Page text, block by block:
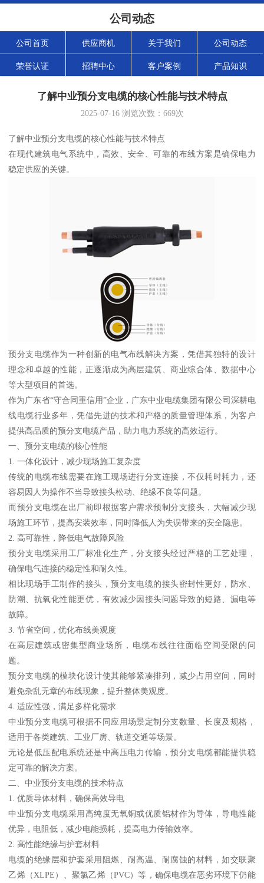
公司动态
公司首页 供应商机 关于我们 公司动态
荣誉认证 招聘中心 客户案例 产品知识
了解中业预分支电缆的核心性能与技术特点
2025-07-16浏览次数： 669次
了解中业预分支电缆的核心性能与技术特点
在现代建筑电气系统中，高效、安全、可靠的布线方案是确保电力
稳定供应的关键。
预分支电缆作为一种创新的电气布线解决方案，凭借其独特的设计
理念和卓越的性能，正逐渐成为高层建筑、商业综合体、数据中心
等大型项目的首选。
作为广东省“守合同重信用”企业，广东中业电缆集团有限公司深耕电
线电缆行业多年，凭借先进的技术和严格的质量管理体系，为客户
提供高品质的预分支电缆产品，助力电力系统的高效运行。
一、预分支电缆的核心性能
1. 一体化设计，减少现场施工复杂度
传统的电缆布线需要在施工现场进行分支连接，不仅耗时耗力，还
容易因人为操作不当导致接头松动、绝缘不良等问题。
而预分支电缆在出厂前即根据客户需求预制分支接头，大幅减少现
场施工环节，提高安装效率，同时降低人为失误带来的安全隐患。
2. 高可靠性，降低电气故障风险
预分支电缆采用工厂标准化生产，分支接头经过严格的工艺处理，
确保电气连接的稳定性和耐久性。
相比现场手工制作的接头，预分支电缆的接头密封性更好，防水、
防潮、抗氧化性能更优，有效减少因接头问题导致的短路、漏电等
故障。
3. 节省空间，优化布线美观度
在高层建筑或密集型商业场所，电缆布线往往面临空间受限的问
题。
预分支电缆的模块化设计使其能够紧凑排列，减少占用空间，同时
避免杂乱无章的布线现象，提升整体美观度。
4. 适应性强，满足多样化需求
中业预分支电缆可根据不同应用场景定制分支数量、长度及规格，
适用于各类建筑、工业厂房、轨道交通等场景。
无论是低压配电系统还是中高压电力传输，预分支电缆都能提供稳
定可靠的解决方案。
二、中业预分支电缆的技术特点
1. 优质导体材料，确保高效导电
中业预分支电缆采用高纯度无氧铜或优质铝材作为导体，导电性能
优异，电阻低，减少电能损耗，提高电力传输效率。
2. 高性能绝缘与护套材料
电缆的绝缘层和护套采用阻燃、耐高温、耐腐蚀的材料，如交联聚
乙烯（XLPE）、聚氯乙烯（PVC）等，确保电缆在恶劣环境下仍能